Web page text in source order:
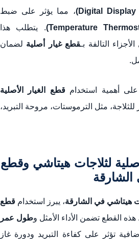
، مما يؤثر على ضبط
. يتطلب هذا
التالفة بـقطع غيار أصلية لضمان
أهمية استخدامقطع الغيار الأصلية
مثل الترموستات، مروحة التبريد،
لثلاجات هيتاشي وقطع
الشارقة
هيتاشي في الشارقة، يبرز استخدام قطع
القطع تضمن الأداء الأمثل وطول عمر
تؤثر على كفاءة التبريد ودورة غاز